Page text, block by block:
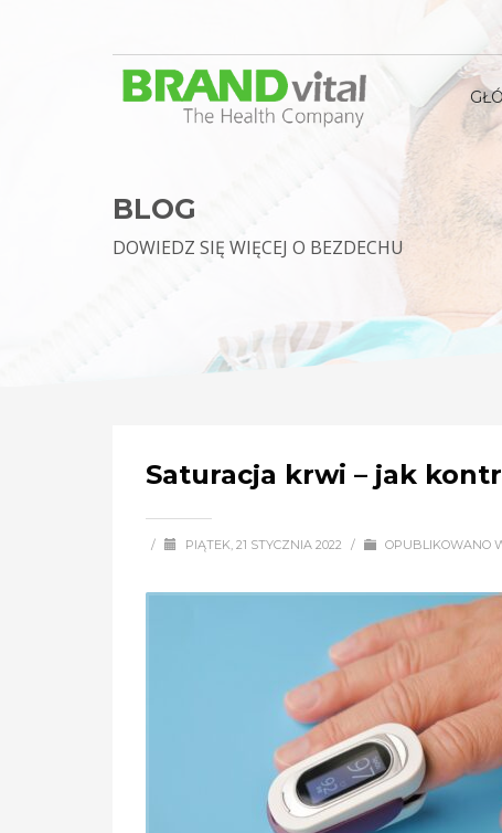
BLOG
DOWIEDZ SIĘ WIĘCEJ O BEZDECHU
Saturacja krwi – jak
/ PIĄTEK, 21 STYCZNIA 2022 / OPUBLIKOWANO